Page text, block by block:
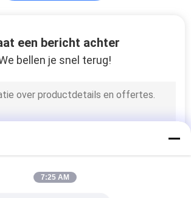
een bericht achter
bellen je snel terug!
7:25 AM